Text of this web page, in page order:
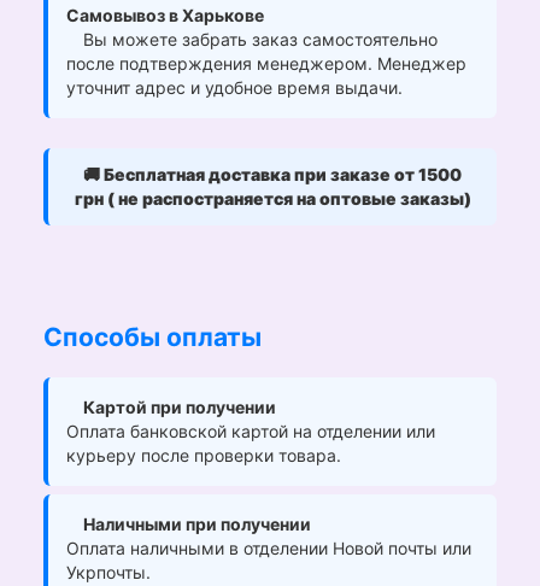
Самовывоз в Харькове
Вы можете забрать заказ самостоятельно
после подтверждения менеджером. Менеджер
уточнит адрес и удобное время выдачи.
🚚Бесплатная доставка при заказе от 1500
грн ( не распостраняется на оптовые заказы)
Способы оплаты
Картой при получении
Оплата банковской картой на отделении или
курьеру после проверки товара.
Наличными при получении
Оплата наличными в отделении Новой почты или
Укрпочты.